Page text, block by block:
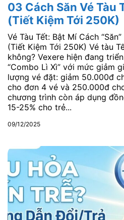
03 Cách Săn Vé Tàu
(Tiết Kiệm Tới 250K)
Vé Tàu Tết: Bật Mí Cách
(Tiết Kiệm Tới 250K) Vé tàu
không? Vexere hiện đang
“Combo Lì Xì” với mức giảm
lượng vé đặt: giảm 50.000đ
cho đơn 4 vé và 250.000đ
chương trình còn áp dụng
15-25% cho trẻ...
09/12/2025